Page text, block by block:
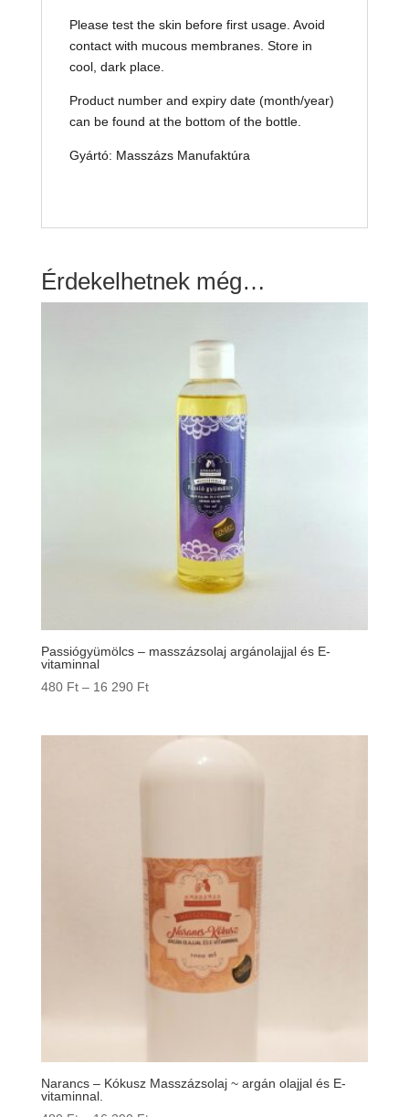
Please test the skin before first usage. Avoid
contact with mucous membranes. Store in
cool, dark place.
Product number and expiry date (month/year)
can be found at the bottom of the bottle.
Gyártó: Masszázs Manufaktúra
Érdekelhetnek még…
Passiógyümölcs – masszázsolaj argánolajjal és E-
vitaminnal
480 Ft – 16 290 FtÁrtartomány:
Narancs – Kókusz Masszázsolaj ~ argán olajjal és E-
vitaminnal.